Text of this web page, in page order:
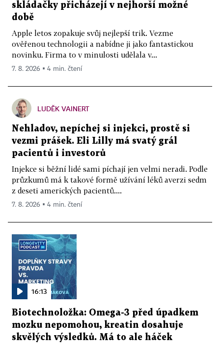
skládačky přicházejí v nejhorší možné
době
Apple letos zopakuje svůj nejlepší trik. Vezme
ověřenou technologii a nabídne ji jako fantastickou
novinku. Firma to v minulosti udělala v...
7. 8. 2026 ▪ 4 min. čtení
LUDĚK VAINERT
Nehladov, nepíchej si injekci, prostě si
vezmi prášek. Eli Lilly má svatý grál
pacientů i investorů
Injekce si běžní lidé sami píchají jen velmi neradi. Podle
průzkumů má k takové formě užívání léků averzi sedm
z deseti amerických pacientů....
7. 8. 2026 ▪ 4 min. čtení
16:13
Biotechnoložka: Omega-3 před úpadkem
mozku nepomohou, kreatin dosahuje
skvělých výsledků. Má to ale háček